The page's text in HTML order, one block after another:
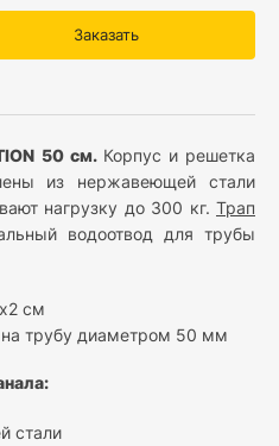
Заказать
50 см. Корпус и решетка
из нержавеющей стали
нагрузку до 300 кг. Трап
водоотвод для трубы
см
трубу диаметром 50 мм
стали